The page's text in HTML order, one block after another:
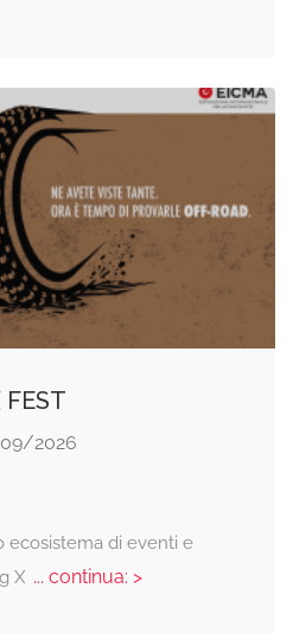
FEST
2026
ecosistema di eventi e
X... continua: >